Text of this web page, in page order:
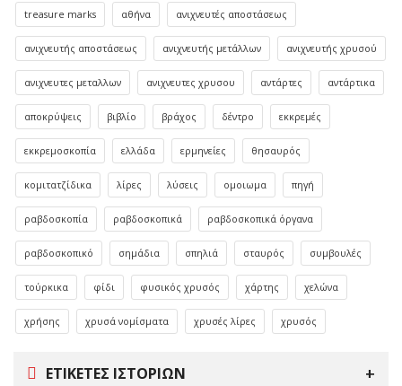
treasure marks αθήνα ανιχνευτές αποστάσεως
ανιχνευτής αποστάσεως ανιχνευτής μετάλλων ανιχνευτής χρυσού
ανιχνευτες μεταλλων ανιχνευτες χρυσου αντάρτες αντάρτικα
αποκρύψεις βιβλίο βράχος δέντρο εκκρεμές
εκκρεμοσκοπία ελλάδα ερμηνείες θησαυρός
κομιτατζίδικα λίρες λύσεις ομοιωμα πηγή
ραβδοσκοπία ραβδοσκοπικά ραβδοσκοπικά όργανα
ραβδοσκοπικό σημάδια σπηλιά σταυρός συμβουλές
τούρκικα φίδι φυσικός χρυσός χάρτης χελώνα
χρήσης χρυσά νομίσματα χρυσές λίρες χρυσός
ΕΤΙΚΈΤΕΣ ΙΣΤΟΡΙΏΝ